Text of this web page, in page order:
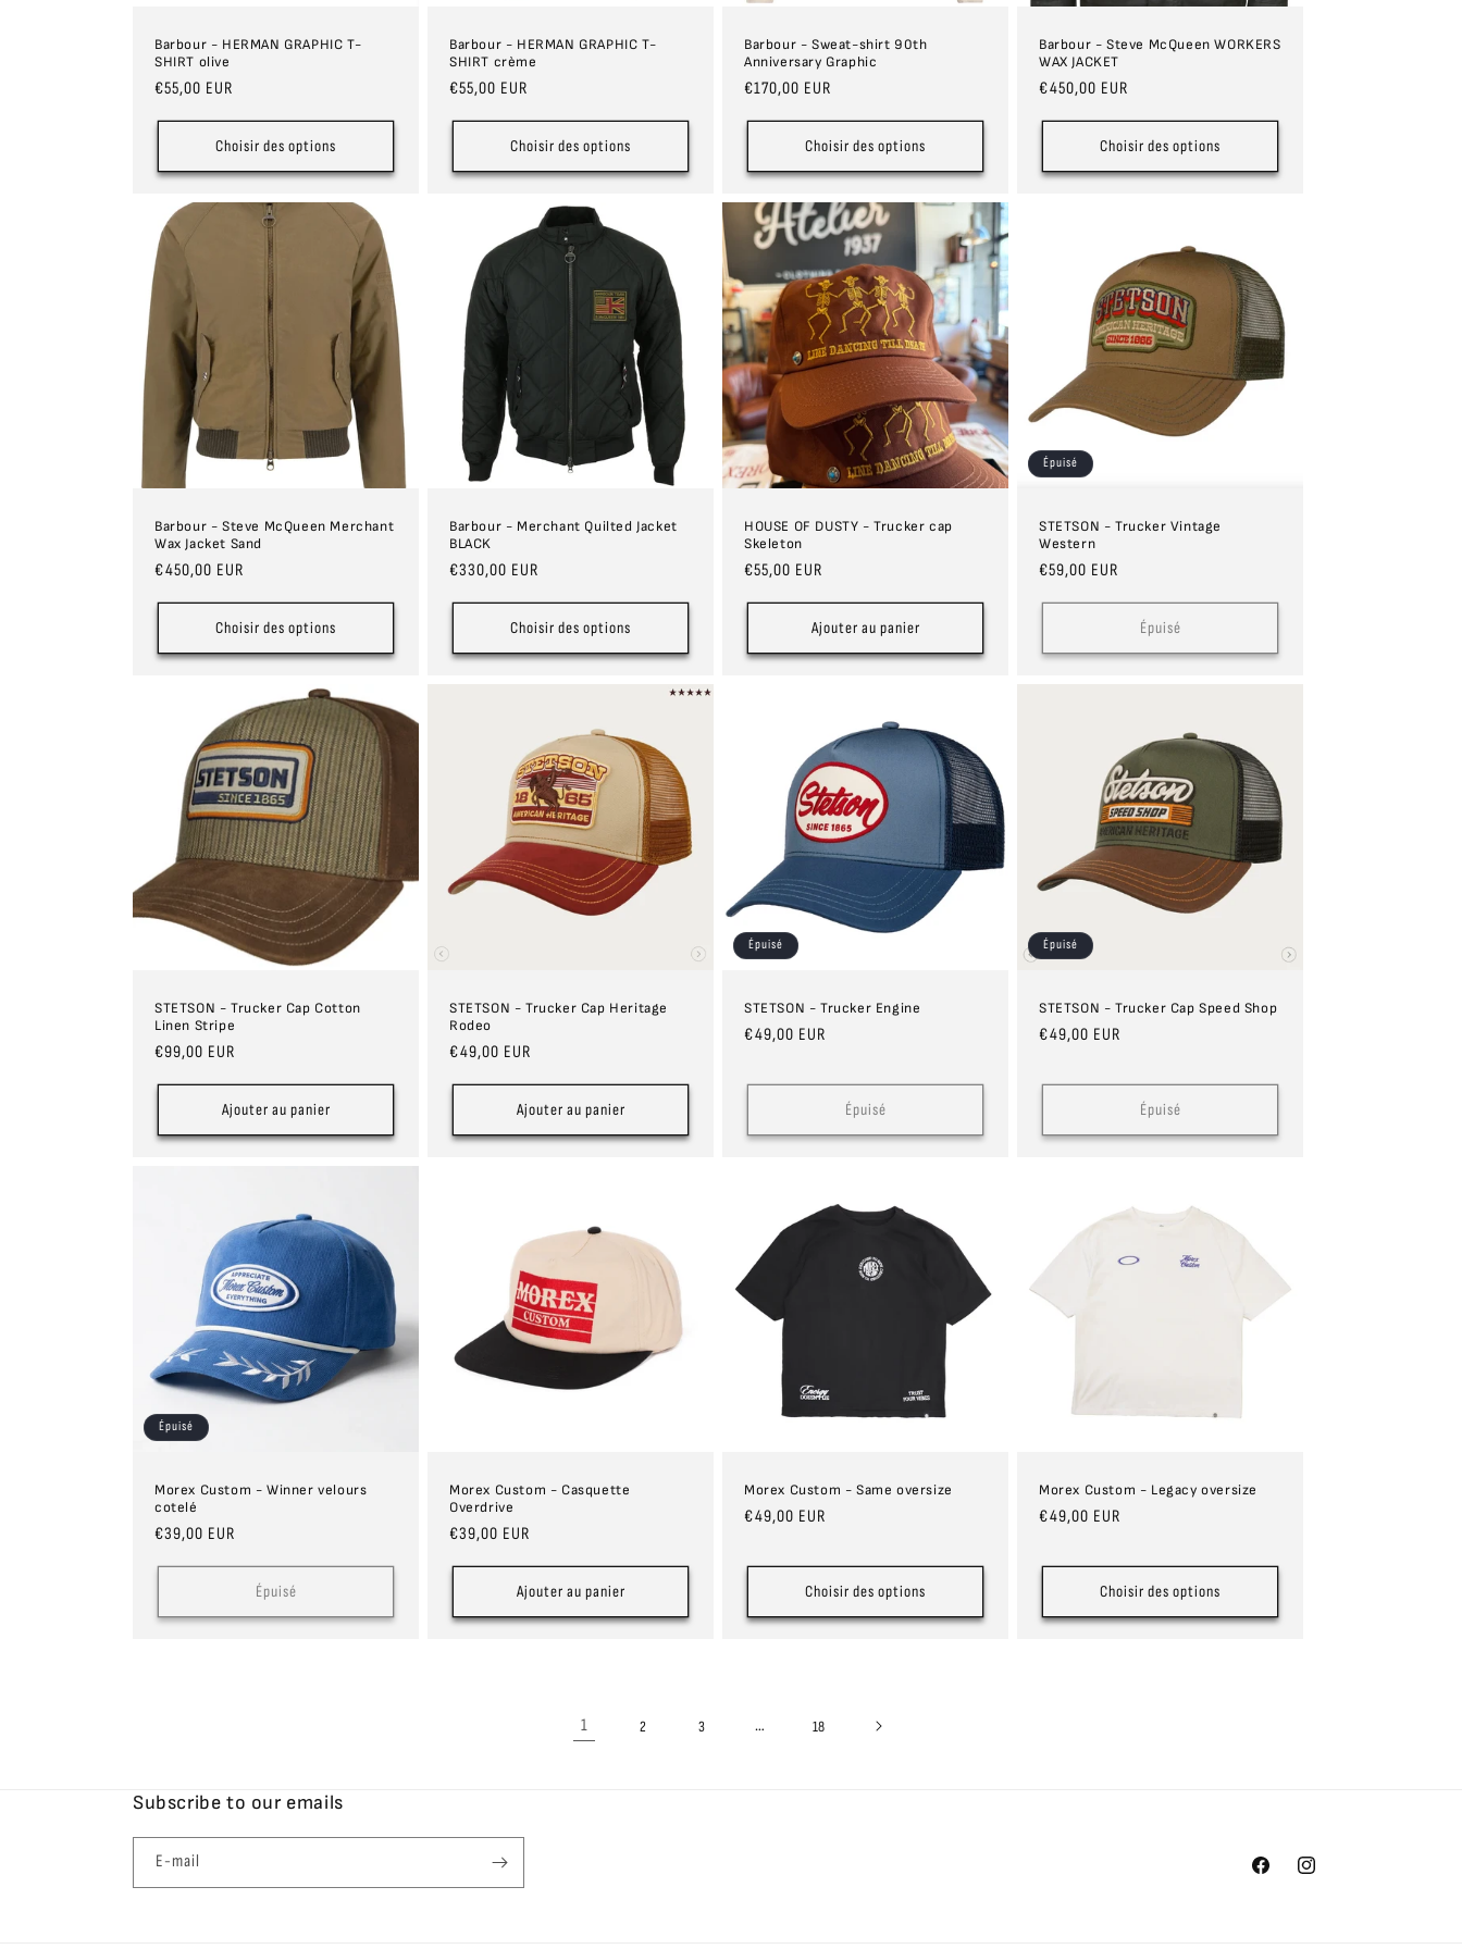
Barbour - HERMAN GRAPHIC T-
SHIRT olive
Prix
habituel
€55,00 EUR
Choisir des options
Barbour - HERMAN GRAPHIC T-
SHIRT crème
Prix
habituel
€55,00 EUR
Choisir des options
Barbour - Sweat-shirt 90th
Anniversary Graphic
Prix
habituel
€170,00 EUR
Choisir des options
Barbour - Steve McQueen WORKERS
WAX JACKET
Prix
habituel
€450,00 EUR
Choisir des options
Barbour - Steve McQueen Merchant
Wax Jacket Sand
Prix
habituel
€450,00 EUR
Choisir des options
Barbour - Merchant Quilted Jacket
BLACK
Prix
habituel
€330,00 EUR
Choisir des options
HOUSE OF DUSTY - Trucker cap
Skeleton
Prix
habituel
€55,00 EUR
Ajouter au panier
Épuisé
STETSON - Trucker Vintage
Western
Prix
habituel
€59,00 EUR
Épuisé
STETSON - Trucker Cap Cotton
Linen Stripe
Prix
habituel
€99,00 EUR
Ajouter au panier
STETSON - Trucker Cap Heritage
Rodeo
Prix
habituel
€49,00 EUR
Ajouter au panier
Épuisé
STETSON - Trucker Engine
Prix
€49,00 EUR
Épuisé
Épuisé
STETSON - Trucker Cap Speed Shop
Prix
€49,00 EUR
Épuisé
Épuisé
Morex Custom - Winner velours
cotelé
Prix
habituel
€39,00 EUR
Épuisé
Morex Custom - Casquette
Overdrive
Prix
habituel
€39,00 EUR
Ajouter au panier
Morex Custom - Same oversize
Prix
€49,00 EUR
Choisir des options
Morex Custom - Legacy oversize
Prix
€49,00 EUR
Choisir des options
1 2 3 … 18
Subscribe to our emails
E-mail
FacebookInstagram